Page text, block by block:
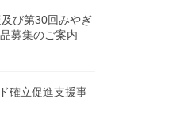
及び第30回みやぎ
募集のご案内
確立促進支援事